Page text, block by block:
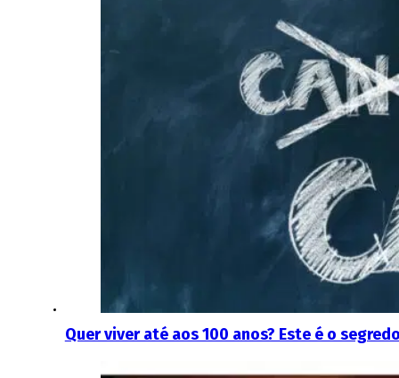
Quer viver até aos 100 anos? Este é o